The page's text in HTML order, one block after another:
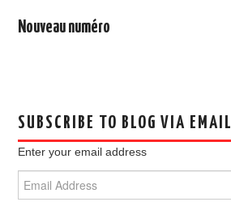
Nouveau numéro
SUBSCRIBE TO BLOG VIA EMAIL
Enter your email address
Email
Address